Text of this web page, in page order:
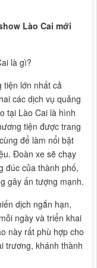
Lào Cai mới
là gì?
tiện lớn nhất cả
các dịch vụ quảng
tại Lào Cai là hình
tiện được trang
để làm nổi bật
Đoàn xe sẽ chạy
đúc của thành phố,
gây ấn tượng mạnh.
dịch ngắn hạn,
ngày và triển khai
này rất phù hợp cho
trương, khánh thành